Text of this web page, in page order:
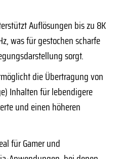
Auflösungen bis zu 8K
was für gestochen scharfe
sorgt.
die Übertragung von
Inhalten für lebendigere
und einen höheren
für Gamer und